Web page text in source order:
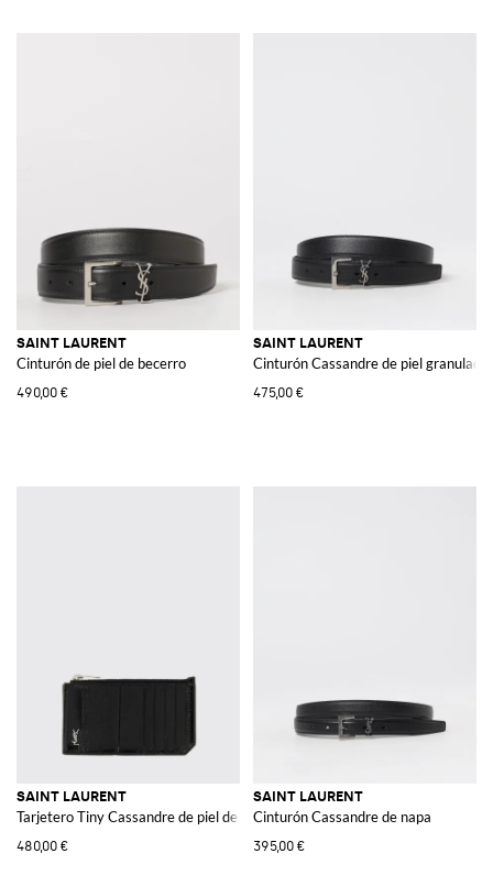
SAINT LAURENT
Cinturón de piel de becerro
490,00 €
SAINT LAURENT
Cinturón Cassandre de piel granulada
475,00 €
SAINT LAURENT
Tarjetero Tiny Cassandre de piel de anguila
480,00 €
SAINT LAURENT
Cinturón Cassandre de napa
395,00 €